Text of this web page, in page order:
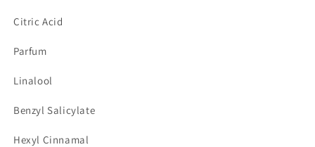
Citric Acid
Parfum
Linalool
Benzyl Salicylate
Hexyl Cinnamal